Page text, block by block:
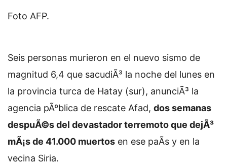
Foto AFP.
Seis personas murieron en el nuevo sismo de
magnitud 6,4 que sacudiÃ³ la noche del lunes en
la provincia turca de Hatay (sur), anunciÃ³ la
agencia pÃºblica de rescate Afad, dos semanas
despuÃ©s del devastador terremoto que dejÃ³
mÃ¡s de 41.000 muertos en ese paÃ­s y en la
vecina Siria.